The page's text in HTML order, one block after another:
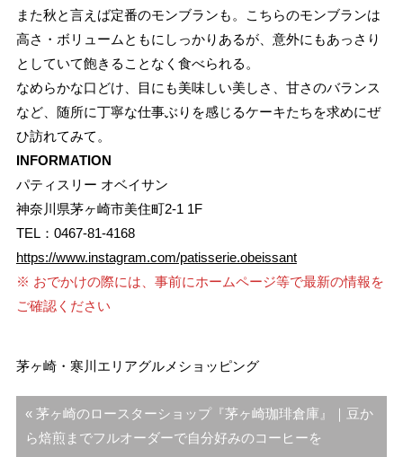
また秋と言えば定番のモンブランも。こちらのモンブランは
高さ・ボリュームともにしっかりあるが、意外にもあっさり
としていて飽きることなく食べられる。
なめらかな口どけ、目にも美味しい美しさ、甘さのバランス
など、随所に丁寧な仕事ぶりを感じるケーキたちを求めにぜ
ひ訪れてみて。
INFORMATION
パティスリー オベイサン
神奈川県茅ヶ崎市美住町2-1 1F
TEL：0467-81-4168
https://www.instagram.com/patisserie.obeissant
※ おでかけの際には、事前にホームページ等で最新の情報を
ご確認ください
茅ヶ崎・寒川エリアグルメ ショッピング
投
稿
« 茅ヶ崎のロースターショップ『茅ヶ崎珈琲倉庫』｜豆か
ら焙煎までフルオーダーで自分好みのコーヒーを